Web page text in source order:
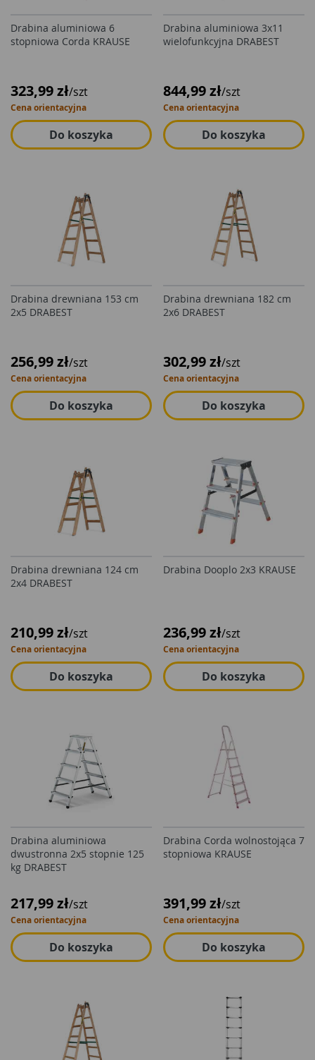
Drabina aluminiowa 6
stopniowa Corda KRAUSE
323,99 zł/szt
Cena orientacyjna
Do koszyka
Drabina aluminiowa 3x11
wielofunkcyjna DRABEST
844,99 zł/szt
Cena orientacyjna
Do koszyka
Drabina drewniana 153 cm
2x5 DRABEST
256,99 zł/szt
Cena orientacyjna
Do koszyka
Drabina drewniana 182 cm
2x6 DRABEST
302,99 zł/szt
Cena orientacyjna
Do koszyka
Drabina drewniana 124 cm
2x4 DRABEST
210,99 zł/szt
Cena orientacyjna
Do koszyka
Drabina Dooplo 2x3 KRAUSE
236,99 zł/szt
Cena orientacyjna
Do koszyka
Drabina aluminiowa
dwustronna 2x5 stopnie 125
kg DRABEST
217,99 zł/szt
Cena orientacyjna
Do koszyka
Drabina Corda wolnostojąca 7
stopniowa KRAUSE
391,99 zł/szt
Cena orientacyjna
Do koszyka